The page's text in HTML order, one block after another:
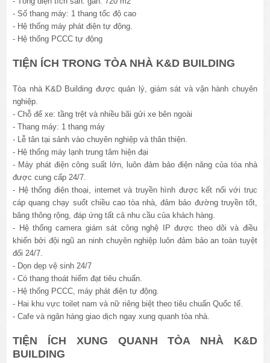
- Số thang máy: 1 thang tốc độ cao
- Hệ thống máy phát điện tự động.
- Hệ thống PCCC tự động
TIỆN ÍCH TRONG TÒA NHÀ K&D BUILDING
Tòa nhà K&D Building được quản lý, giám sát và vận hành chuyên
nghiệp.
- Chỗ để xe: tầng trệt và nhiều bãi gửi xe bên ngoài
- Thang máy: 1 thang máy
- Lễ tân tại sảnh vào chuyên nghiệp và thân thiện.
- Hệ thống máy lạnh trung tâm hiện đại
- Máy phát điện công suất lớn, luôn đảm bảo điện năng của tòa nhà
được cung cấp 24/7.
- Hệ thống điện thoại, internet và truyền hình được kết nối với trục
cáp quang chạy suốt chiều cao tòa nhà, đảm bảo đường truyền tốt,
băng thông rộng, đáp ứng tất cả nhu cầu của khách hàng.
- Hệ thống camera giám sát công nghệ IP được theo dõi và điều
khiển bởi đội ngũ an ninh chuyên nghiệp luôn đảm bảo an toàn tuyệt
đối 24/7.
- Dọn dẹp vệ sinh 24/7
- Có thang thoát hiểm đạt tiêu chuẩn.
- Hệ thống PCCC, máy phát điện tự động.
- Hai khu vực toilet nam và nữ riêng biệt theo tiêu chuẩn Quốc tế.
- Cafe và ngân hàng giao dịch ngay xung quanh tòa nhà.
TIỆN ÍCH XUNG QUANH TÒA NHÀ K&D
BUILDING